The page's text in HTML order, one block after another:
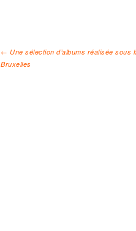
← Une sélection d’albums réalisée
Bruxelles